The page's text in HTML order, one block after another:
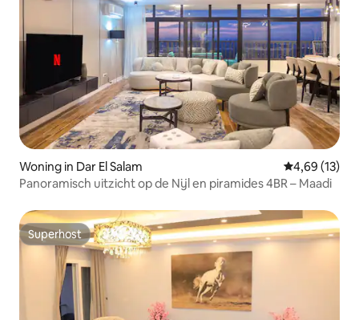
Woning in Dar El Salam Gemiddelde
4,69 (13)
Panoramisch uitzicht op de Nijl en piramides 4BR – Maadi
Superhost
Superhost